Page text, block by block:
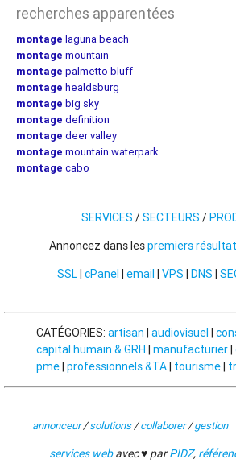
recherches apparentées
montage laguna beach
montage mountain
montage palmetto bluff
montage healdsburg
montage big sky
montage definition
montage deer valley
montage mountain waterpark
montage cabo
SERVICES /SECTEURS /
Annoncez dans lespremiers
SSL| cPanel | email | VPS | DNS |
CATÉGORIES: artisan | audiovisuel |
capital humain & GRH | manufacturier|
pme| professionnels &TA| tourisme|
annonceur/solutions/collaborer/gestion
services webavec ♥ parPIDZ,